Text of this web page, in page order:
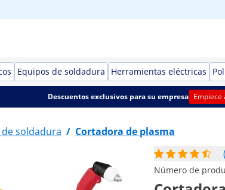
Equipos de soldadura Herramientas eléctricas
Descuentos exclusivos para su empresa
soldadura / Cortadora de plasma
Número de